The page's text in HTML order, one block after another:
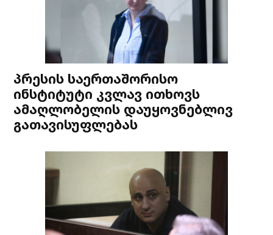
პრესის საერთაშორისო
ინსტიტუტი კვლავ ითხოვს
ამაღლობელის დაუყოვნებლივ
გათავისუფლებას